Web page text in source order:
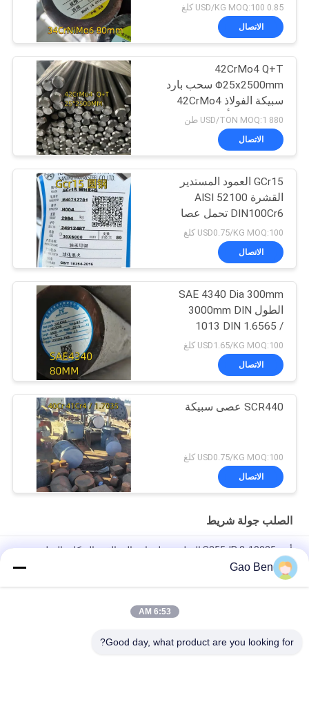
0.85 USD/KG MOQ:100 كلغ
الاتصال
42CrMo4 Q+T
Φ25x2500mm سحب بارد
سبيكة الفولاذ 42CrMo4
تقليدية مطفأة
880 USD/TON MOQ:1 طن
الاتصال
GCr15 العمود المستدير
القشرة AISI 52100
DIN100Cr6 تحمل عصا
سبيكة OD 30mm
USD0.75/KG MOQ:100 كلغ
الاتصال
SAE 4340 Dia 300mm
الطول 3000mm DIN
1013 DIN 1.6565 /
40CrNiMo 6 QT شريط
صلب
USD1.65/KG MOQ:100 كلغ
الاتصال
SCR440 عصى سبيكة
USD0.75/KG MOQ:100 كلغ
الاتصال
الصلب جولة شريط
أون 10025-2 S355JR الصلب جولة بار عالية القوة الهيكلية الصلب
Q345B S355JR جولة رود
قضيب مستدير من الفولاذ سبائك سحب بارد 42CrMo AISI4140
Gao Ben
6:53 AM
Good day, what product are you looking for?